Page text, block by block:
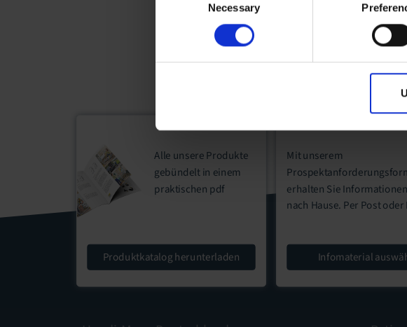
Necessary
Alle unsere Produkte
gebündelt in einem
praktischen pdf
Produktkatalog herunterladen
Mit unserem
erhalten Sie
nach Hause. Per Post oder
Infomaterial